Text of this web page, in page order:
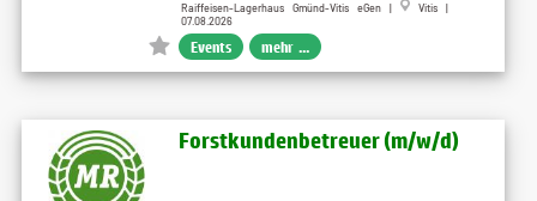
Raiffeisen-Lagerhaus Gmünd-Vitis eGen |
Vitis |
07.08.2026
Events mehr ...
Forstkundenbetreuer (m​/w​/d)